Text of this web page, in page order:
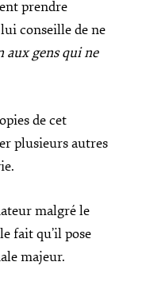
prendre
conseille de ne
aux gens qui ne
de cet
plusieurs autres
malgré le
fait qu’il pose
majeur.